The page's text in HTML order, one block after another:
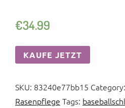
€34.99
KAUFE JETZT
SKU: 83240e77bb15 Category:
Rasenpflege Tags: